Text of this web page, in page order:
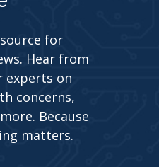
for
Hear from
experts on
concerns,
Because
matters.